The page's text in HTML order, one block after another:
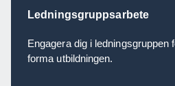
Ledningsgruppsarbete
Engagera dig i ledningsgruppen
forma utbildningen.